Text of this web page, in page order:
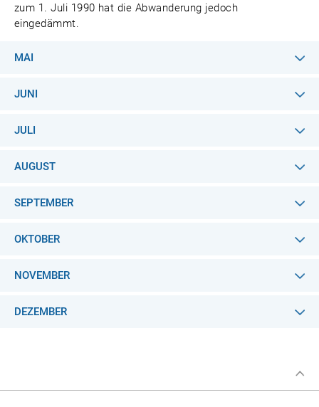
zum 1. Juli 1990 hat die Abwanderung jedoch
eingedämmt.
MAI
JUNI
JULI
AUGUST
SEPTEMBER
OKTOBER
NOVEMBER
DEZEMBER